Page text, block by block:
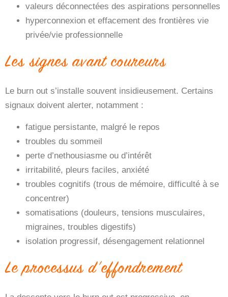
valeurs déconnectées des aspirations personnelles
hyperconnexion et effacement des frontières vie
privée/vie professionnelle
Les signes avant coureurs
Le burn out s’installe souvent insidieusement. Certains
signaux doivent alerter, notamment :
fatigue persistante, malgré le repos
troubles du sommeil
perte d’nethousiasme ou d’intérêt
irritabilité, pleurs faciles, anxiété
troubles cognitifs (trous de mémoire, difficulté à se
concentrer)
somatisations (douleurs, tensions musculaires,
migraines, troubles digestifs)
isolation progressif, désengagement relationnel
Le processus d’effondrement